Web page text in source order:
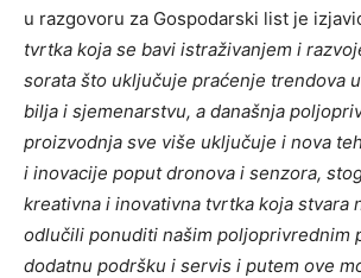
u razgovoru za Gospodarski list je
tvrtka koja se bavi istraživanjem i
sorata što uključuje praćenje trendova
bilja i sjemenarstvu, a današnja
proizvodnja sve više uključuje i nova
i inovacije poput dronova i senzora,
kreativna i inovativna tvrtka koja stvara
odlučili ponuditi našim poljoprivrednim
dodatnu podršku i servis i putem ove